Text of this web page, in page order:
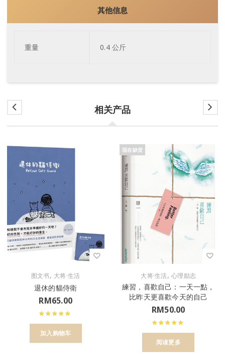
其他信息
重量 0.4 公斤
相关产品
图文书, 大将·生活
退休的貓侍衛
RM65.00
加入购物车
现在缺货
大将·生活,心理励志
練習，喜歡自己：一天一點，
比昨天更喜歡今天的自己
RM50.00
阅读更多